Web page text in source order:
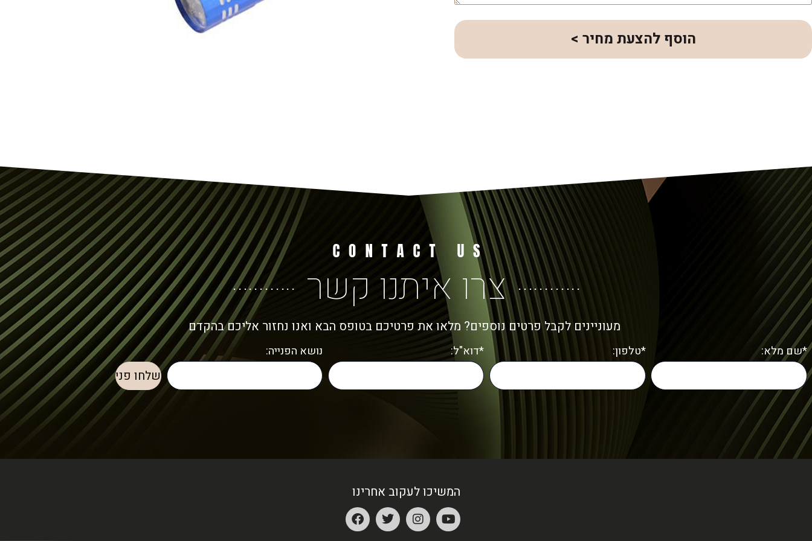
הוסף להצעת מחיר >
צרו איתנו קשר
מעוניינים לקבל פרטים נוספים? מלאו את פרטיכם בטופס הבא ואנו נחזור אליכם בהקדם
*שם מלא: *טלפון: *דוא"ל: נושא הפנייה:
המשיכו לעקוב אחרינו